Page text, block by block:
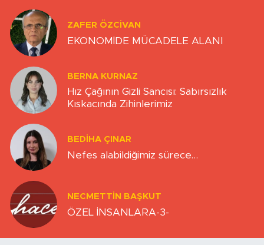
ZAFER ÖZCIVAN
EKONOMİDE MÜCADELE ALANI
BERNA KURNAZ
Hız Çağının Gizli Sancısı: Sabırsızlık
Kıskacında Zihinlerimiz
BEDIHA ÇINAR
Nefes alabildiğimiz sürece…
NECMETTIN BAŞKUT
ÖZEL İNSANLARA-3-